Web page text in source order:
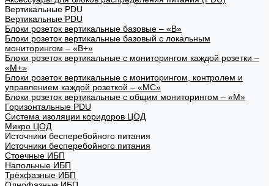
Вертикальные PDU
Вертикальные PDU
Блоки розеток вертикальные базовые – «В»
Блоки розеток вертикальные базовый с локальным
мониторингом – «В+»
Блоки розеток вертикальные с мониторингом каждой розетки –
«М+»
Блоки розеток вертикальные с мониторингом, контролем и
управлением каждой розеткой – «МС»
Блоки розеток вертикальные с общим мониторингом – «М»
Горизонтальные PDU
Система изоляции коридоров ЦОД
Микро ЦОД
Источники бесперебойного питания
Источники бесперебойного питания
Стоечные ИБП
Напольные ИБП
Трёхфазные ИБП